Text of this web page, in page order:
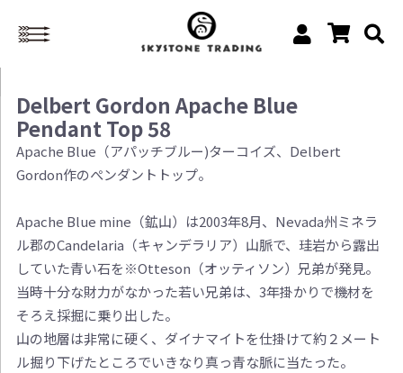
Delbert Gordon Apache Blue
Pendant Top 58
Apache Blue（アパッチブルー)ターコイズ、Delbert
Gordon作のぺンダントトップ。
Apache Blue mine（鉱山）は2003年8月、Nevada州ミネラ
ル郡のCandelaria（キャンデラリア）山脈で、珪岩から露出
していた青い石を※Otteson（オッティソン）兄弟が発見。
当時十分な財力がなかった若い兄弟は、3年掛かりで機材を
そろえ採掘に乗り出した。
山の地層は非常に硬く、ダイナマイトを仕掛けて約２メート
ル掘り下げたところでいきなり真っ青な脈に当たった。